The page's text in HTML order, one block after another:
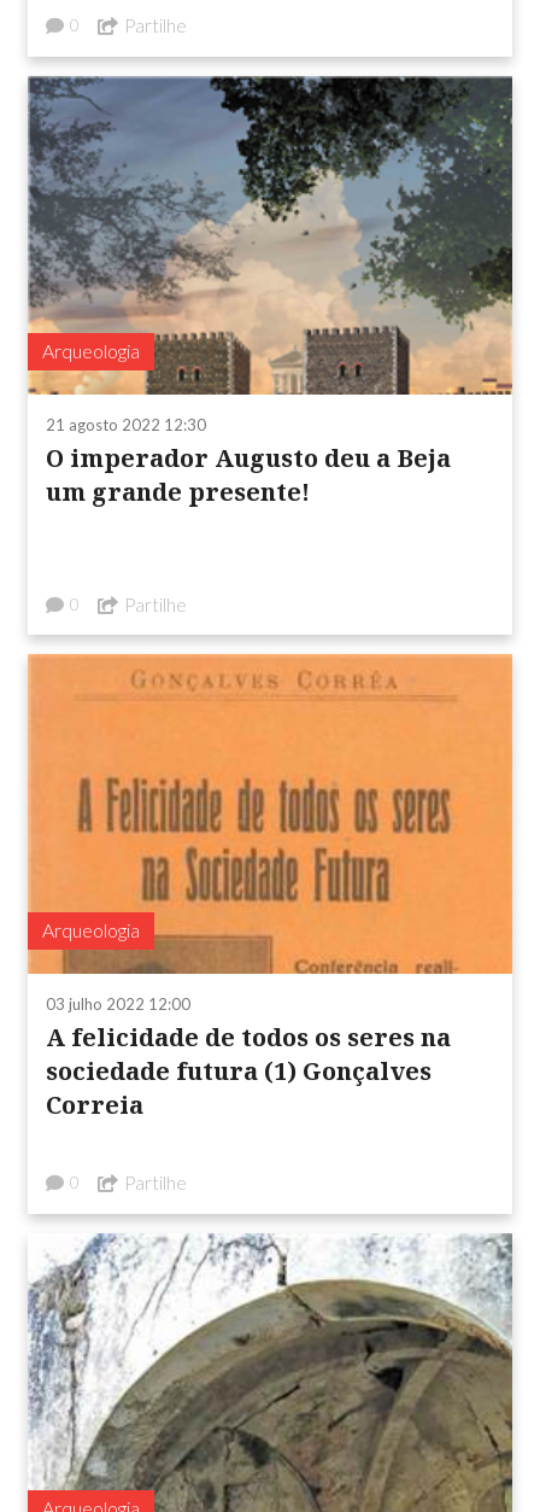
0 Partilhe
Arqueologia
21 agosto 2022 12:30
O imperador Augusto deu a Beja
um grande presente!
0 Partilhe
Arqueologia
03 julho 2022 12:00
A felicidade de todos os seres na
sociedade futura (1) Gonçalves
Correia
0 Partilhe